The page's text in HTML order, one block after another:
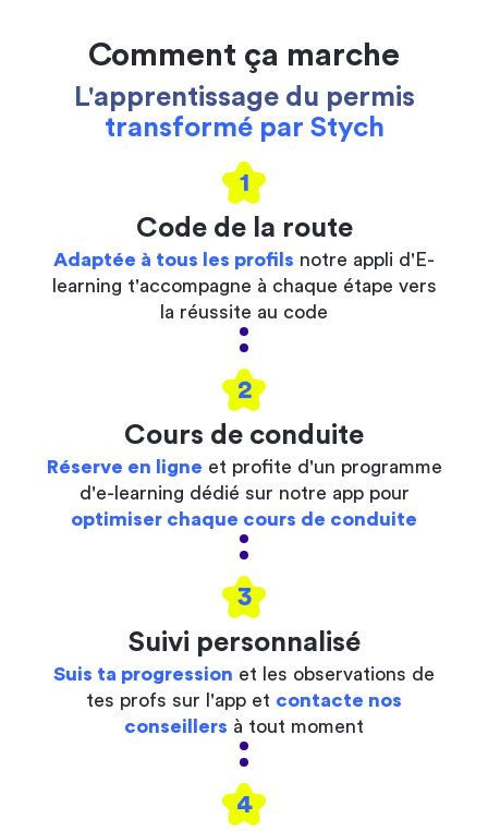
Comment ça marche
L'apprentissage du permis
transformé par Stych
1
Code de la route
Adaptée à tous les profils notre appli d'E-
learning t'accompagne à chaque étape vers
la réussite au code
2
Cours de conduite
Réserve en ligne et profite d'un programme
d'e-learning dédié sur notre app pour
optimiser chaque cours de conduite
3
Suivi personnalisé
Suis ta progression et les observations de
tes profs sur l'app et contacte nos
conseillers à tout moment
4